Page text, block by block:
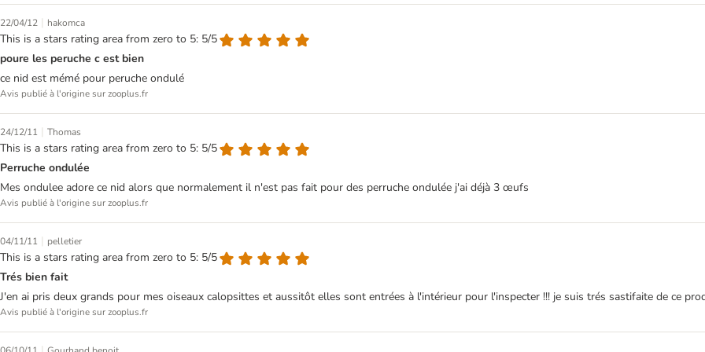
22/04/12 | hakomca
This is a stars rating area from zero to 5: 5/5
poure les peruche c est bien
ce nid est mémé pour peruche ondulé
Avis publié à l'origine sur zooplus.fr
24/12/11 | Thomas
This is a stars rating area from zero to 5: 5/5
Perruche ondulée
Mes ondulee adore ce nid alors que normalement il n'est pas fait pour des perruche ondulée j'ai déjà 3 œufs
Avis publié à l'origine sur zooplus.fr
04/11/11 | pelletier
This is a stars rating area from zero to 5: 5/5
Trés bien fait
J'en ai pris deux grands pour mes oiseaux calopsittes et aussitôt elles sont entrées à l'intérieur pour l'inspecter !!! je suis trés sastifaite de ce
Avis publié à l'origine sur zooplus.fr